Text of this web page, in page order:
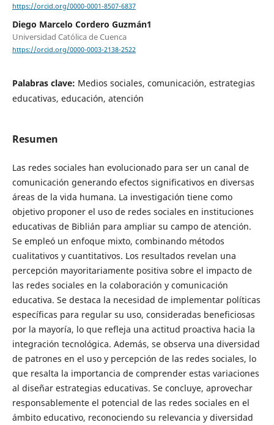
https://orcid.org/0000-0001-8507-6837
Diego Marcelo Cordero Guzmán1
Universidad Católica de Cuenca
https://orcid.org/0000-0003-2138-2522
Palabras clave: Medios sociales, comunicación, estrategias
educativas, educación, atención
Resumen
Las redes sociales han evolucionado para ser un canal de
comunicación generando efectos significativos en diversas
áreas de la vida humana. La investigación tiene como
objetivo proponer el uso de redes sociales en instituciones
educativas de Biblián para ampliar su campo de atención.
Se empleó un enfoque mixto, combinando métodos
cualitativos y cuantitativos. Los resultados revelan una
percepción mayoritariamente positiva sobre el impacto de
las redes sociales en la colaboración y comunicación
educativa. Se destaca la necesidad de implementar políticas
específicas para regular su uso, consideradas beneficiosas
por la mayoría, lo que refleja una actitud proactiva hacia la
integración tecnológica. Además, se observa una diversidad
de patrones en el uso y percepción de las redes sociales, lo
que resalta la importancia de comprender estas variaciones
al diseñar estrategias educativas. Se concluye, aprovechar
responsablemente el potencial de las redes sociales en el
ámbito educativo, reconociendo su relevancia y diversidad